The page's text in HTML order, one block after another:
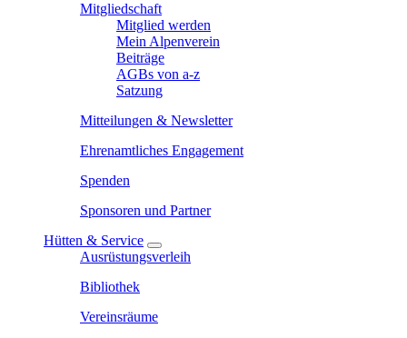
Mitgliedschaft
Mitglied werden
Mein Alpenverein
Beiträge
AGBs von a-z
Satzung
Mitteilungen & Newsletter
Ehrenamtliches Engagement
Spenden
Sponsoren und Partner
Hütten & Service
Ausrüstungsverleih
Bibliothek
Vereinsräume